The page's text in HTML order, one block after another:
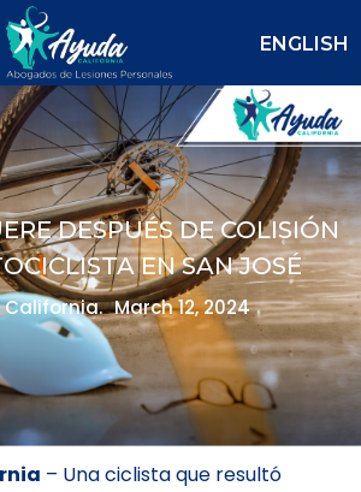
ENGLISH
DESPUÉS DE COLISIÓN
EN SAN JOSÉ
California. March 12, 2024
– Una ciclista que resultó